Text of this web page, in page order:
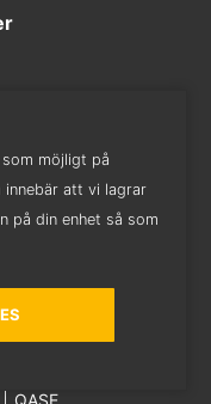
82
QASE
möjligt på
innebär att vi lagrar
på din enhet så som